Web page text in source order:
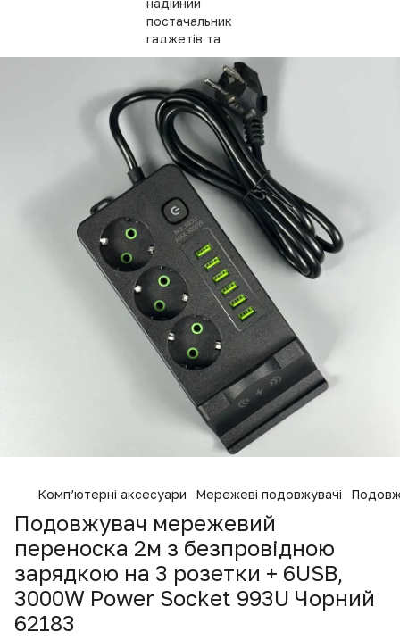
Комп’ютерні аксесуари Мережеві подовжувачі
Подовжувач мережевий
переноска 2м з безпровідною
зарядкою на 3 розетки + 6USB,
3000W Power Socket 993U Чорний
62183